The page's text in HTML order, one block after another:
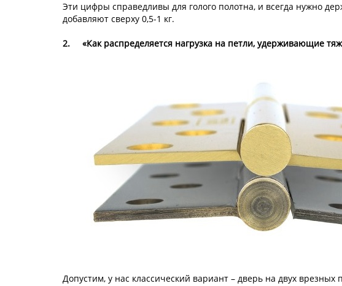
Эти цифры справедливы для голого полотна, и всегда нужно
добавляют сверху 0,5-1 кг.
2. «Как распределяется нагрузка на петли, удерживающие
Допустим, у нас классический вариант – дверь на двух